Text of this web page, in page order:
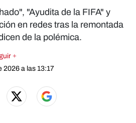
"Ayudita de la FIFA" y
en redes tras la remontada
de la polémica.
+
2026 a las 13:17